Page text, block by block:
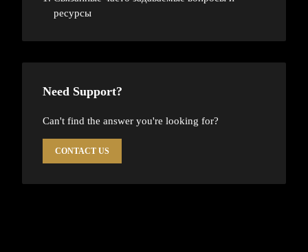
ресурсы
Need Support?
Can't find the answer you're looking for?
CONTACT US